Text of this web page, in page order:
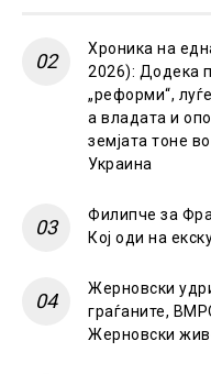
Хроника на
2026): Додека
„реформи“,
а владата и
земјата тоне
Украина
Филипче за
Кој оди на
Жерновски
граѓаните,
Жерновски